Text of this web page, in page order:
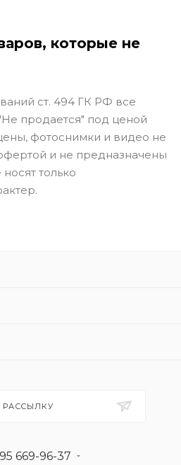
которые не
ст. 494 ГК РФ все
продается" под ценой
фотоснимки и видео не
и не предназначены
только
РАССЫЛКУ
669-96-37